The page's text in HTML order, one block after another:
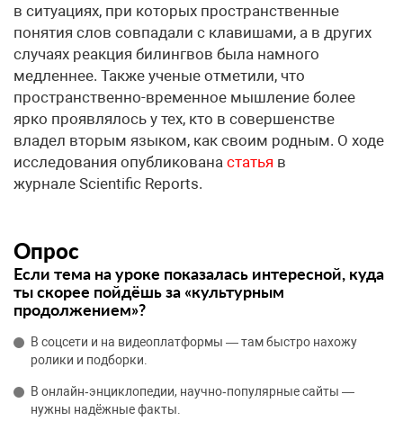
в ситуациях, при которых пространственные
понятия слов совпадали с клавишами, а в других
случаях реакция билингвов была намного
медленнее. Также ученые отметили, что
пространственно-временное мышление более
ярко проявлялось у тех, кто в совершенстве
владел вторым языком, как своим родным. О ходе
исследования опубликована статья в
журнале Scientific Reports.
Опрос
Если тема на уроке показалась интересной, куда
ты скорее пойдёшь за «культурным
продолжением»?
В соцсети и на видеоплатформы — там быстро нахожу
ролики и подборки.
В онлайн‑энциклопедии, научно‑популярные сайты —
нужны надёжные факты.